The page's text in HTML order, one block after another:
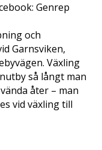
Genrep
och
Garnsviken,
Växling
så långt man
åter – man
vid växling till